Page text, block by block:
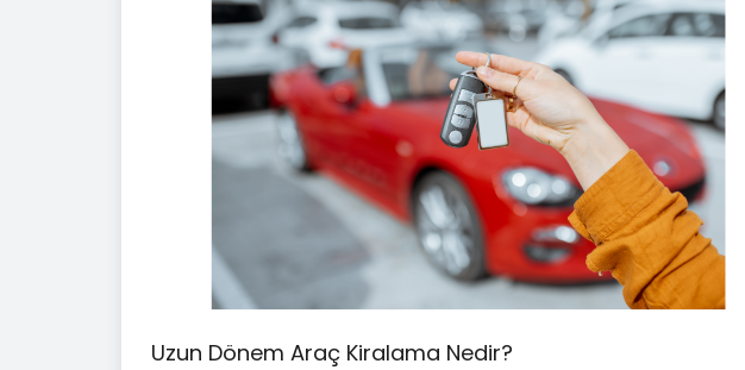
Uzun Dönem Araç Kiralama Nedir?